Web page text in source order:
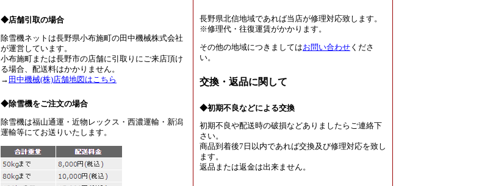
◆店舗引取の場合
除雪機ネットは長野県小布施町の田中機械株式会社
が運営しています。
小布施町または長野市の店舗に引取りにご来店頂け
る場合、配送料はかかりません。
→ 田中機械(株)店舗地図はこちら
◆除雪機をご注文の場合
除雪機は福山通運・近物レックス・西濃運輸・新潟
運輸等にてお送りいたします。
長野県北信地域であれば当店が修理対応致します。
※修理代・往復運賃がかかります。
その他の地域につきましてはお問い合わせ くださ
い。
交換・返品に関して
◆初期不良などによる交換
初期不良や配送時の破損などありましたらご連絡下
さい。
商品到着後7日以内であれば交換及び修理対応を致し
ます。
返品または返金は出来ません。